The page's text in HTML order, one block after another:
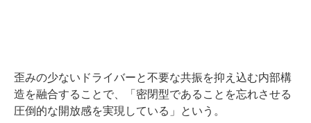
歪みの少ないドライバーと不要な共振を抑え込む内部構
造を融合することで、「密閉型であることを忘れさせる
圧倒的な開放感を実現している」という。